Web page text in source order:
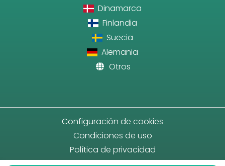
Dinamarca
Finlandia
Suecia
Alemania
Otros
Configuración de cookies
Condiciones de uso
Política de privacidad